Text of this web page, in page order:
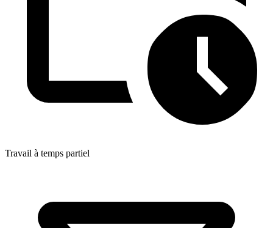
Travail à temps partiel